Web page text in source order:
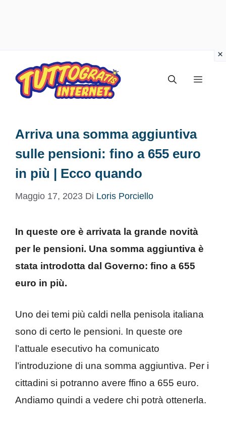
contenuto
Menu
Arriva una somma aggiuntiva
sulle pensioni: fino a 655 euro
in più | Ecco quando
Maggio 17, 2023 Di Loris Porciello
In queste ore è arrivata la grande novità
per le pensioni. Una somma aggiuntiva è
stata introdotta dal Governo: fino a 655
euro in più.
Uno dei temi più caldi nella penisola italiana
sono di certo le pensioni. In queste ore
l’attuale esecutivo ha comunicato
l’introduzione di una somma aggiuntiva. Per i
cittadini si potranno avere ffino a 655 euro.
Andiamo quindi a vedere chi potrà ottenerla.